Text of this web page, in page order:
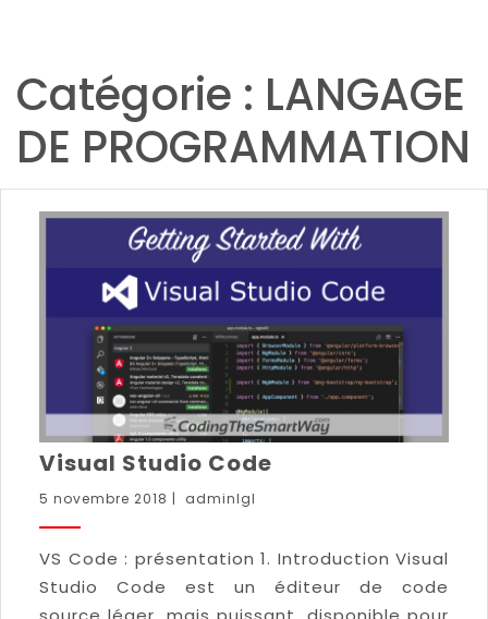
Catégorie : LANGAGE
DE PROGRAMMATION
Visual Studio Code
5 novembre 2018 | adminlgl
VS Code : présentation 1. Introduction Visual
Studio Code est un éditeur de code